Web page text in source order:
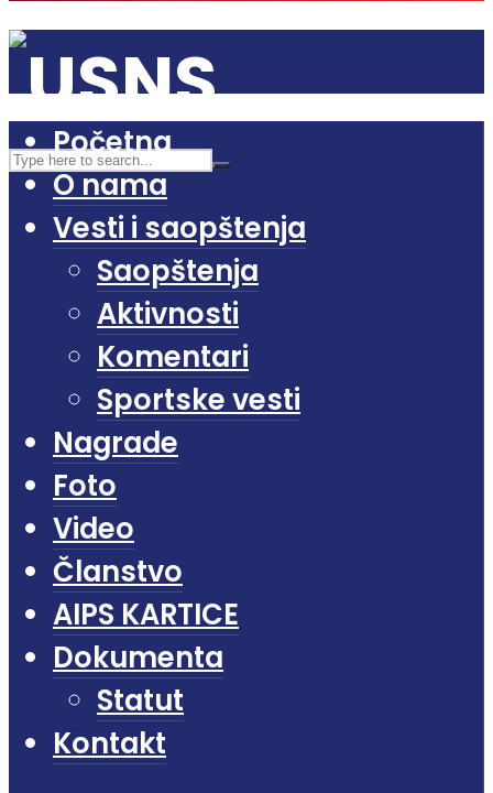
Početna
O nama
Vesti i saopštenja
Saopštenja
Aktivnosti
Komentari
Sportske vesti
Nagrade
Foto
Video
Članstvo
AIPS KARTICE
Dokumenta
Statut
Kontakt